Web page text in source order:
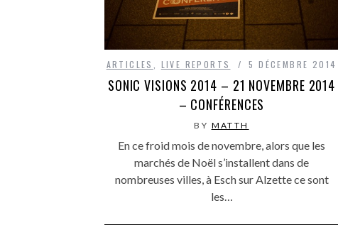
ARTICLES LIVE REPORTS 5 DÉCEMBRE 2014
SONIC VISIONS 2014 – 21 NOVEMBRE 2014
– CONFÉRENCES
BY MATTH
En ce froid mois de novembre, alors que les
marchés de Noël s’installent dans de
nombreuses villes, à Esch sur Alzette ce sont
les…